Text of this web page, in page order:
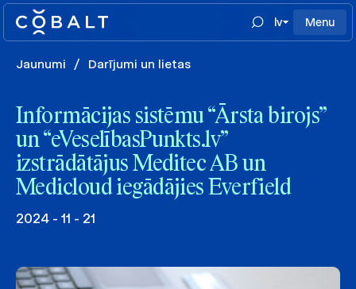
lv Menu
Jaunumi / Darījumi un lietas
Informācijas sistēmu “Ārsta birojs”
un “eVeselībasPunkts.lv”
izstrādātājus Meditec AB un
Medicloud iegādājies Everfield
2024 - 11 - 21